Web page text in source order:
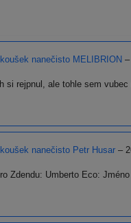
nanečisto MELIBRION
si rejpnul, ale tohle sem
nanečisto Petr Husar –
Zdendu: Umberto Eco: